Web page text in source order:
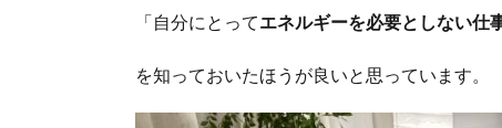
「自分にとって エネルギーを必要としない仕
を知っておいたほうが良いと思っています。